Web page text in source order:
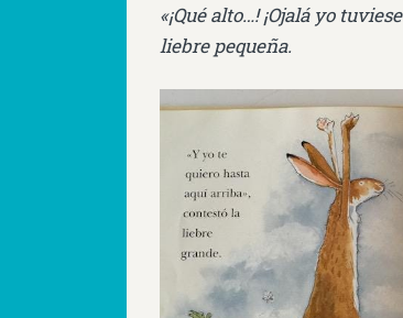
«¡Qué alto…! ¡Ojalá yo
liebre pequeña.